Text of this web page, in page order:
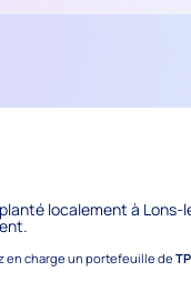
localement à Lons-
en charge un portefeuille de